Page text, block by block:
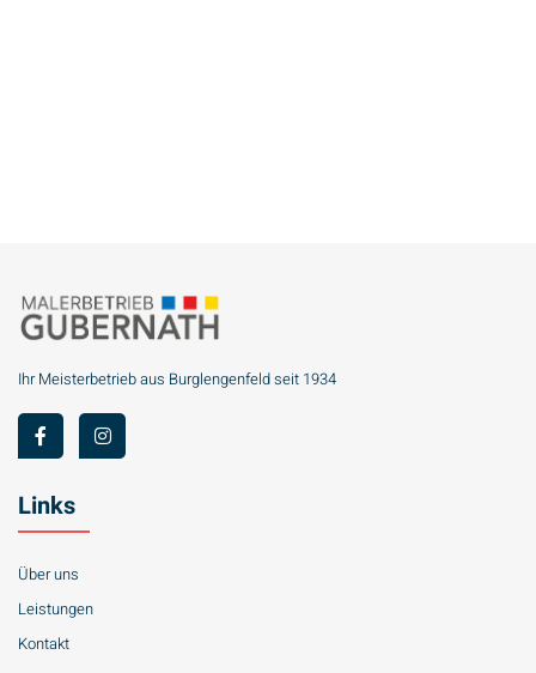
Ihr Meisterbetrieb aus Burglengenfeldseit 1934
Links
Über uns
Leistungen
Kontakt